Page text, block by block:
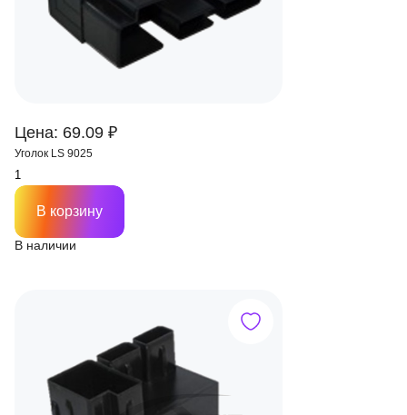
Цена: 69.09 ₽
Уголок LS 9025
В наличии
В корзину